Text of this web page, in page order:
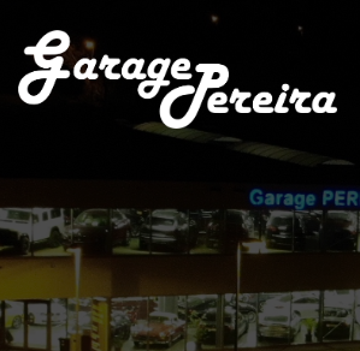
Paramètres avancés des cookies